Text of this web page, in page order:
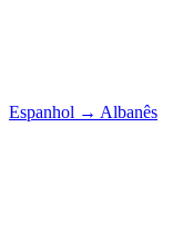
Espanhol → Albanês